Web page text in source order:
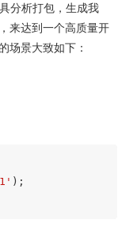
分析打包，生成我
来达到一个高质量开
场景大致如下：
);